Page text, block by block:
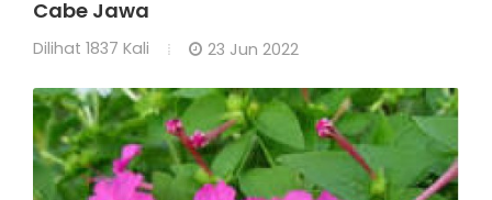
Cabe Jawa
Dilihat 1837 Kali 23 Jun 2022